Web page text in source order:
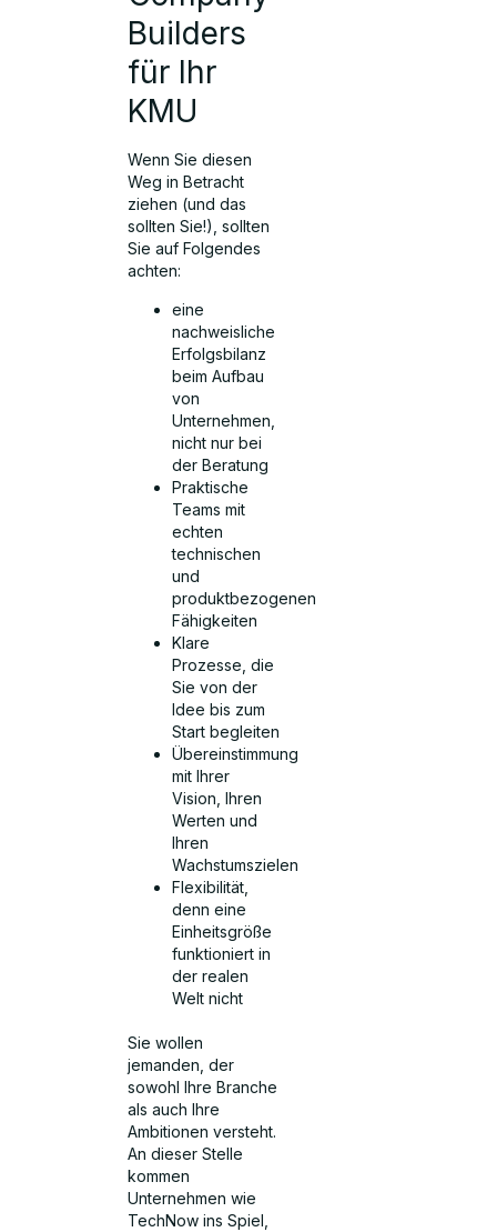
Builders
für Ihr
KMU
Wenn Sie diesen
Weg in Betracht
ziehen (und das
sollten Sie!), sollten
Sie auf Folgendes
achten:
eine
nachweisliche
Erfolgsbilanz
beim Aufbau
von
Unternehmen,
nicht nur bei
der Beratung
Praktische
Teams mit
echten
technischen
und
produktbezogenen
Fähigkeiten
Klare
Prozesse, die
Sie von der
Idee bis zum
Start begleiten
Übereinstimmung
mit Ihrer
Vision, Ihren
Werten und
Ihren
Wachstumszielen
Flexibilität,
denn eine
Einheitsgröße
funktioniert in
der realen
Welt nicht
Sie wollen
jemanden, der
sowohl Ihre Branche
als auch Ihre
Ambitionen versteht.
An dieser Stelle
kommen
Unternehmen wie
TechNow ins Spiel,